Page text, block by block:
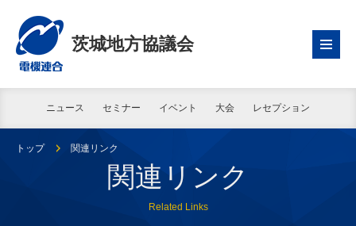
茨城地方協議会
ニュース セミナー イベント 大会 レセプション
トップ 関連リンク
関連リンク
Related Links